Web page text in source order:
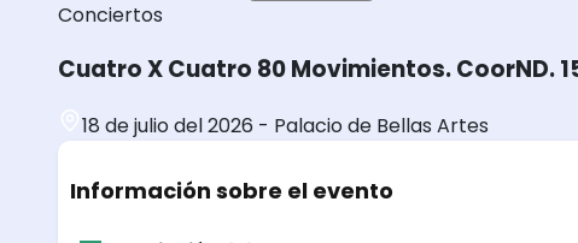
Conciertos
Cuatro X Cuatro 80 Movimientos. CoorND.
18 de julio del 2026 - Palacio de Bellas Artes
Información sobre el evento